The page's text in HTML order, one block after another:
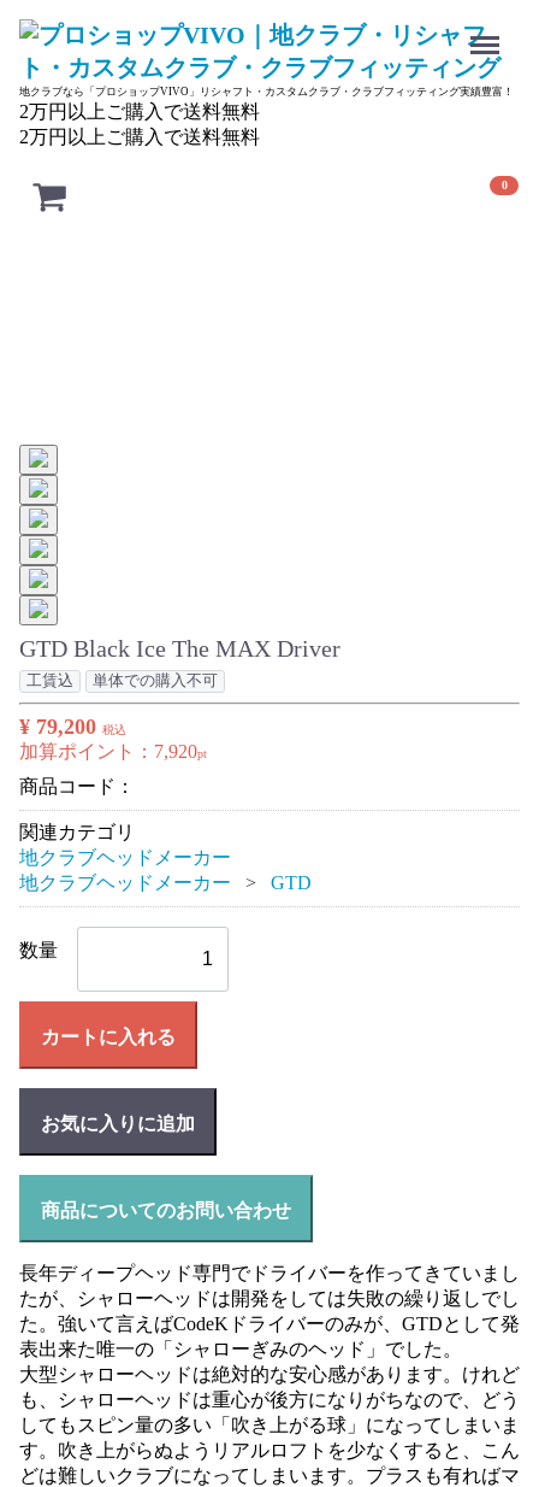
地クラブなら「プロショップVIVO」リシャフト・カスタムクラブ・クラブフィッティング実績豊富！
2万円以上ご購入で送料無料
2万円以上ご購入で送料無料
0
Menu
GTD Black Ice The MAX Driver
工賃込 単体での購入不可
¥ 79,200 税込
加算ポイント： 7,920pt
商品コード：
関連カテゴリ
地クラブヘッドメーカー
地クラブヘッドメーカー
GTD
数量
カートに入れる
お気に入りに追加
商品についてのお問い合わせ
長年ディープヘッド専門でドライバーを作ってきていまし
たが、シャローヘッドは開発をしては失敗の繰り返しでし
た。強いて言えばCodeKドライバーのみが、GTDとして発
表出来た唯一の「シャローぎみのヘッド」でした。
大型シャローヘッドは絶対的な安心感があります。けれど
も、シャローヘッドは重心が後方になりがちなので、どう
してもスピン量の多い「吹き上がる球」になってしまいま
す。吹き上がらぬようリアルロフトを少なくすると、こん
どは難しいクラブになってしまいます。プラスも有ればマ